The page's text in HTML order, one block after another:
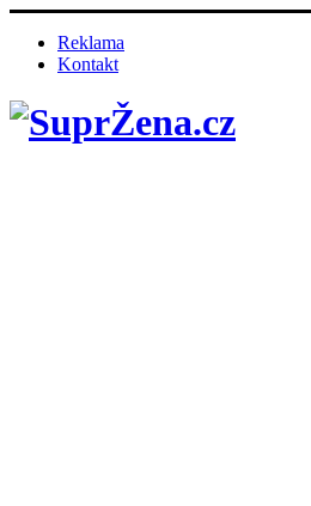
Reklama
Kontakt